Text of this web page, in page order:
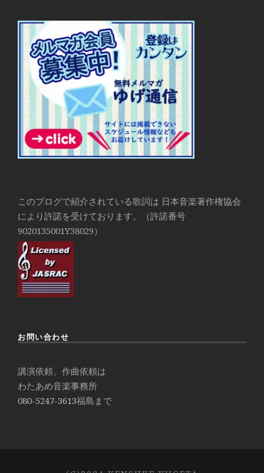
このブログで紹介されている歌詞は 日本音楽著作権協会
により許諾を受けております。（許諾番号
9020135001Y38029）
お問い合わせ
講演依頼、作曲依頼は
わたあめ音楽事務所
080-5247-3613福島まで